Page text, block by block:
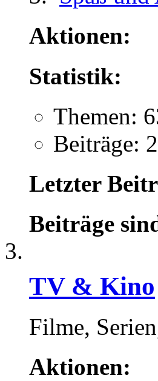
Aktionen:
Statistik:
Themen:
Beiträge:
Letzter
Beiträge
TV & Kino
Filme,
Aktionen: